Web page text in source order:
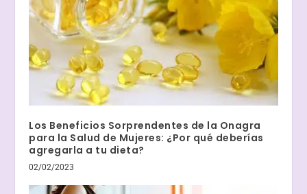
Los Beneficios Sorprendentes de la Onagra
para la Salud de Mujeres: ¿Por qué deberías
agregarla a tu dieta?
02/02/2023